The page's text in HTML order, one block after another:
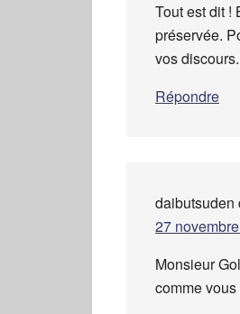
Tout est dit !
préservée.
vos
Répondre
daibutsuden
27
Monsieur
comme